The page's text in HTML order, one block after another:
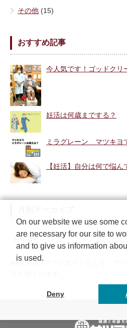
その他 (15)
おすすめ記事
今人気です！ゴッドクリ
妊活は何歳までする？
ミラグレーン マツキヨ
【妊活】自分は何で悩
Amazonのアソシエイトとして、サ
On our website we use some
are necessary for our site to
and to give us information
is used.
Deny